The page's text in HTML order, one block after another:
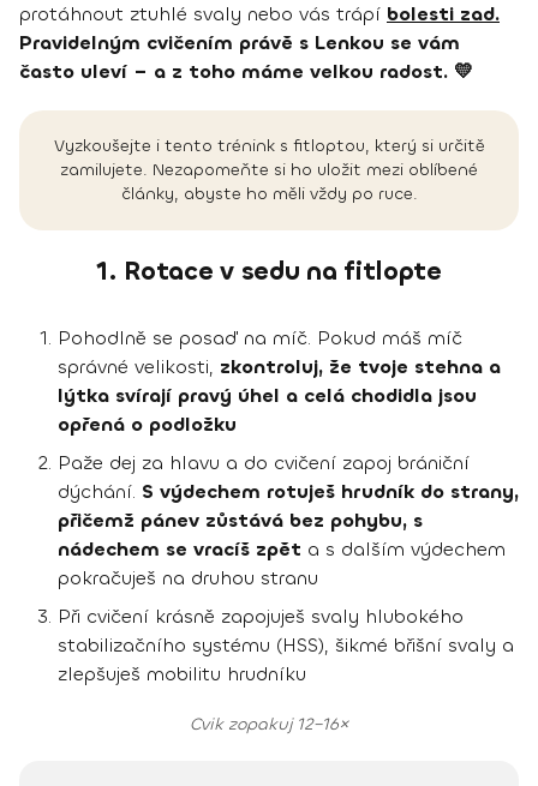
protáhnout ztuhlé svaly nebo vás trápí bolesti zad.
Pravidelným cvičením právě s Lenkou se vám
často uleví – a z toho máme velkou radost. 💛
Vyzkoušejte i tento trénink s fitloptou, který si určitě
zamilujete. Nezapomeňte si ho uložit mezi oblíbené
články, abyste ho měli vždy po ruce.
1. Rotace v sedu na fitlopte
Pohodlně se posaď na míč. Pokud máš míč
správné velikosti, zkontroluj, že tvoje stehna a
lýtka svírají pravý úhel a celá chodidla jsou
opřená o podložku
Paže dej za hlavu a do cvičení zapoj brániční
dýchání. S výdechem rotuješ hrudník do strany,
přičemž pánev zůstává bez pohybu, s
nádechem se vracíš zpět a s dalším výdechem
pokračuješ na druhou stranu
Při cvičení krásně zapojuješ svaly hlubokého
stabilizačního systému (HSS), šikmé břišní svaly a
zlepšuješ mobilitu hrudníku
Cvik zopakuj 12–16×